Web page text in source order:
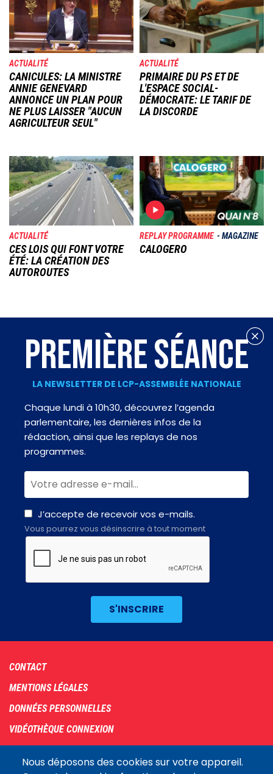
ACTUALITÉ
CANICULES: LA MINISTRE
ANNIE GENEVARD
ANNONCE UN PLAN POUR
NE PLUS LAISSER "AUCUN
AGRICULTEUR SEUL"
ACTUALITÉ
PRIMAIRE DU PS ET DE
L'ESPACE SOCIAL-
DÉMOCRATE: LE TARIF DE
LA DISCORDE
Image
ACTUALITÉ
CES LOIS QUI FONT VOTRE
ÉTÉ: LA CRÉATION DES
AUTOROUTES
Image
REPLAY PROGRAMME MAGAZINE
CALOGERO
Nous déposons des cookies sur votre appareil.
PREMIÈRE SÉANCE
LA NEWSLETTER DE LCP-ASSEMBLÉE NATIONALE
Chaque lundi à 10h30, découvrez l’agenda
parlementaire, les dernières infos de la
rédaction, ainsi que les replays de nos
programmes.
J’accepte de recevoir vos e-mails.
Vous pourrez vous désinscrire à tout moment
Footer
menu
CONTACT
MENTIONS LÉGALES
DONNÉES PERSONNELLES
VIDÉOTHÈQUE CONNEXION
ARCHIVES